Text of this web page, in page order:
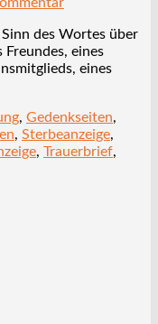
des Wortes über
Freundes, eines
eines
, Gedenkseiten,
, Sterbeanzeige,
, Trauerbrief,